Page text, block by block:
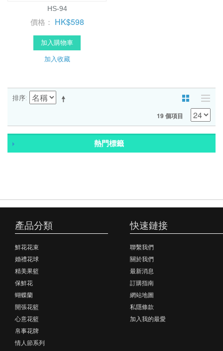
HS-94
價格： HK$598
加入購物車
加入收藏
排序
19 個項目
熱門標籤
產品分類
鮮花花束
婚禮花球
精美果籃
保鮮花
蝴蝶蘭
開張花籃
心意花籃
帛事花牌
情人節系列
快速鏈接
聯繫我們
關於我們
最新消息
訂購指南
網站地圖
私隱條款
加入我的最愛